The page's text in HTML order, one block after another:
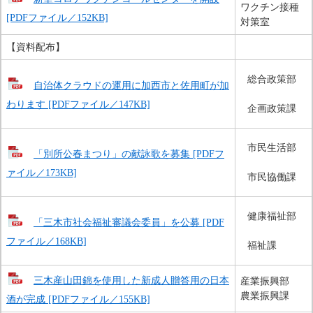
[PDFファイル／152KB]
ワクチン接種
対策室
【資料配布】
自治体クラウドの運用に加西市と佐用町が加
わります [PDFファイル／147KB]
総合政策部
企画政策課
「別所公春まつり」の献詠歌を募集 [PDFフ
ァイル／173KB]
市民生活部
市民協働課
「三木市社会福祉審議会委員」を公募 [PDF
ファイル／168KB]
健康福祉部
福祉課
三木産山田錦を使用した新成人贈答用の日本
酒が完成 [PDFファイル／155KB]
産業振興部
農業振興課